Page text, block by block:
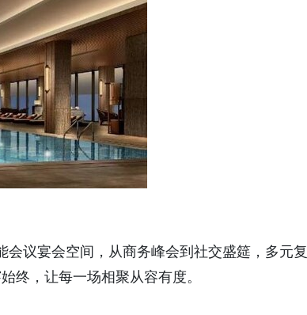
议宴会空间，从商务峰会到社交盛筵，多元复
终，让每一场相聚从容有度。